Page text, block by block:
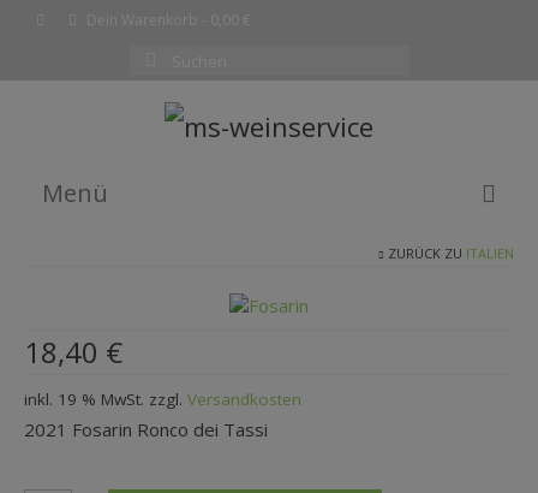
Dein Warenkorb 0,00 €
nach:
Menü
SHOP
KOMPLETTE WEINLISTE
ZURÜCK ZU ITALIEN
18,40 €
inkl. 19 % MwSt. zzgl. Versandkosten
2021 Fosarin Ronco dei Tassi